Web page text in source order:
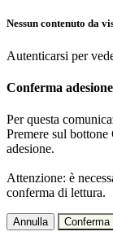
Nessun contenuto da
Autenticarsi per
Conferma adesione
Per questa
Premere sul
adesione.
Attenzione: è
conferma di lettura.
Annulla Conferma